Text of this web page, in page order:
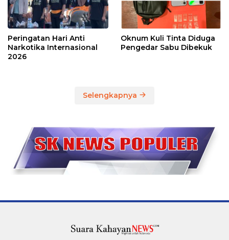
Peringatan Hari Anti
Narkotika Internasional
2026
Oknum Kuli Tinta Diduga
Pengedar Sabu Dibekuk
Selengkapnya